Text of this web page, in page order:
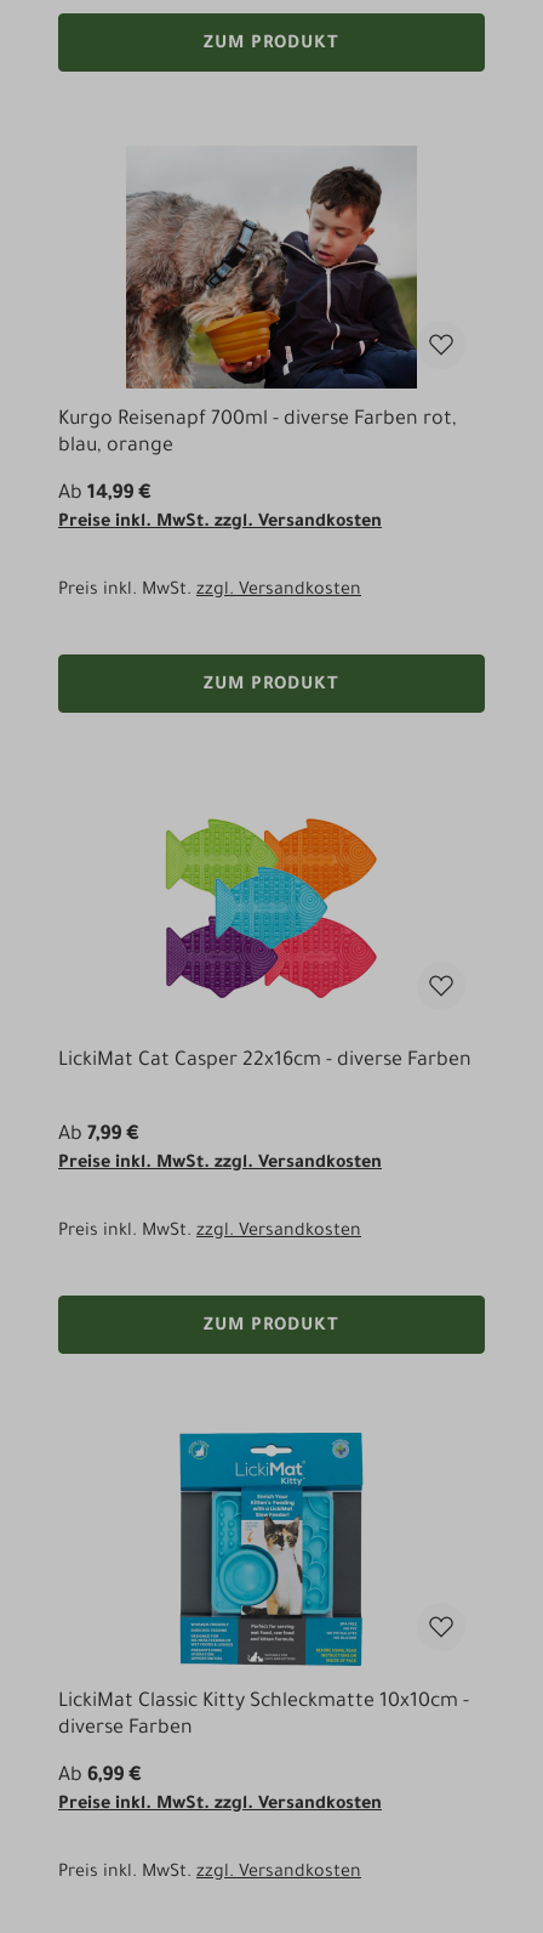
ZUM PRODUKT
Kurgo Reisenapf 700ml - diverse Farben rot,
blau, orange
Ab 14,99 €
Preise inkl. MwSt. zzgl. Versandkosten
Preis inkl. MwSt. zzgl. Versandkosten
ZUM PRODUKT
LickiMat Cat Casper 22x16cm - diverse Farben
Ab 7,99 €
Preise inkl. MwSt. zzgl. Versandkosten
Preis inkl. MwSt. zzgl. Versandkosten
ZUM PRODUKT
LickiMat Classic Kitty Schleckmatte 10x10cm -
diverse Farben
Ab 6,99 €
Preise inkl. MwSt. zzgl. Versandkosten
Preis inkl. MwSt. zzgl. Versandkosten